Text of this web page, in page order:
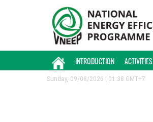
INTRODUCTION ACTIVITIES
Sunday, 09/08/2026 | 01:38 GMT+7